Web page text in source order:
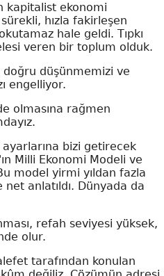
kapitalist ekonomi
hızla fakirleşen
hale geldi. Tıpkı
veren bir toplum olduk.
düşünmemizi ve
engelliyor.
olmasına rağmen
bizi getirecek
Milli Ekonomi Modeli ve
model yirmi yıldan fazla
anlatıldı. Dünyada da
refah seviyesi yüksek,
olur.
tarafından konulan